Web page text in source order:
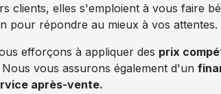
clients, elles s'emploient à vous faire
pour répondre au mieux à vos attentes.
efforçons à appliquer des prix
Nous vous assurons également d'un
après-vente.